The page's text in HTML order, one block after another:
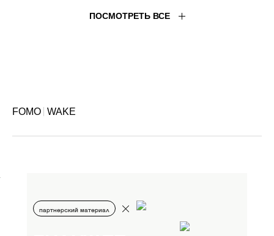
FOMO WAKE
партнерский материал